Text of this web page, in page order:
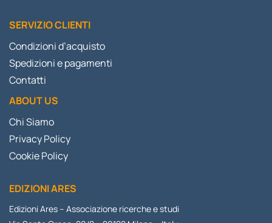
SERVIZIO CLIENTI
Condizioni d’acquisto
Spedizioni e pagamenti
Contatti
ABOUT US
Chi Siamo
Privacy Policy
Cookie Policy
EDIZIONI ARES
Edizioni Ares – Associazione ricerche e studi